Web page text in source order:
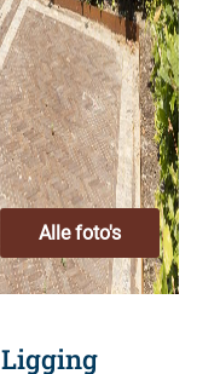
Alle foto's
Ligging